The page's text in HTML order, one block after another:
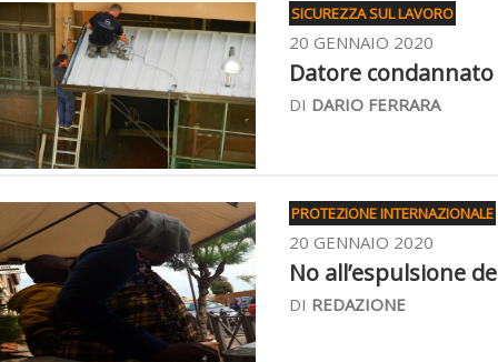
SICUREZZA SUL LAVORO
20 GENNAIO 2020
Datore
DI DARIO FERRARA
PROTEZIONE INTERNAZIONALE
20 GENNAIO 2020
No all’espulsione
DI REDAZIONE